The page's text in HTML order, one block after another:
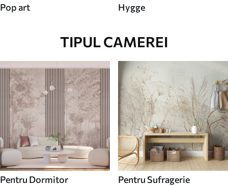
Pop art Hygge
TIPUL CAMEREI
Pentru Dormitor Pentru Sufragerie